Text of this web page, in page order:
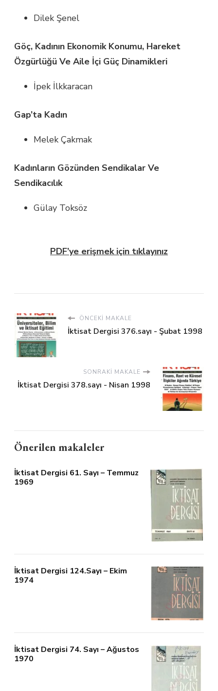
Dilek Şenel
Göç, Kadının Ekonomik Konumu, Hareket
Özgürlüğü Ve Aile İçi Güç Dinamikleri
İpek İlkkaracan
Gap’ta Kadın
Melek Çakmak
Kadınların Gözünden Sendikalar Ve
Sendikacılık
Gülay Toksöz
PDF’ye erişmek için tıklayınız
ÖNCEKI MAKALE
İktisat Dergisi 376.sayı - Şubat 1998
SONRAKI MAKALE
İktisat Dergisi 378.sayı - Nisan 1998
Önerilen makaleler
İktisat Dergisi 61. Sayı – Temmuz
1969
İktisat Dergisi 124.Sayı – Ekim
1974
İktisat Dergisi 74. Sayı – Ağustos
1970